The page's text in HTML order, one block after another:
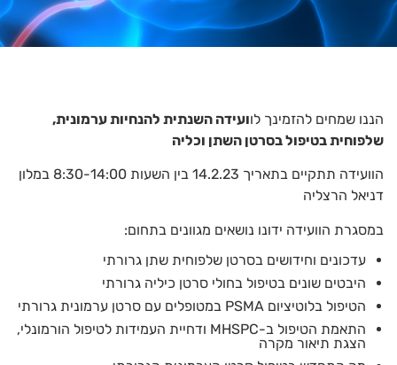
הננו שמחים להזמינך לוועידה השנתית להנחיות ערמונית,
שלפוחית בטיפול בסרטן השתן וכליה
הוועידה תתקיים בתאריך 14.2.23 בין השעות 8:30-14:00 במלון
דניאל הרצליה
במסגרת הוועידה ידונו נושאים מגוונים בתחום:
עדכונים וחידושים בסרטן שלפוחית שתן גרורתי
היבטים שונים בטיפול בחולי סרטן כיליה גרורתי
הטיפול בלוטיציום PSMA במטופלים עם סרטן ערמונית גרורתי
התאמת הטיפול ב-MHSPC ודחיית העמידות לטיפול הורמונלי,
הצגת תיאור מקרה